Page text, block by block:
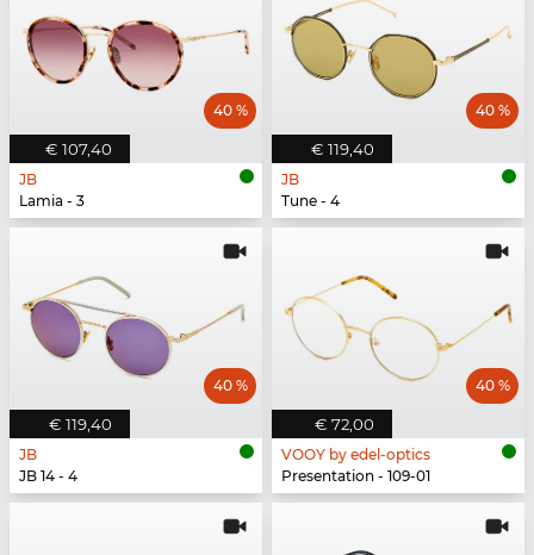
€ 107,40
40 %
JB
Lamia - 3
€ 119,40
40 %
JB
Tune - 4
€ 119,40
40 %
JB
JB 14 - 4
€ 72,00
40 %
VOOY by edel-optics
Presentation - 109-01